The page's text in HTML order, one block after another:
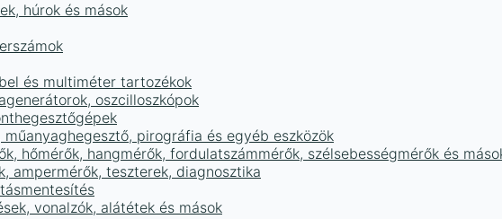
húrok és mások
és multiméter tartozékok
oszcilloszkópok
pirográfia és egyéb eszközök
hőmérők, hangmérők, fordulatszámmérők, szélsebességmérők és
ampermérők, teszterek, diagnosztika
vonalzók, alátétek és mások